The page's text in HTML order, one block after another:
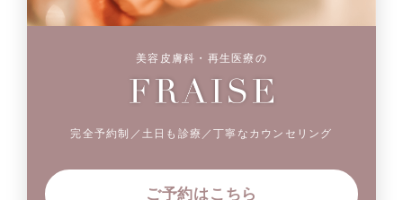
美容皮膚科・再生医療の
完全予約制／土日も診療／丁寧なカウンセリング
ご予約はこちら